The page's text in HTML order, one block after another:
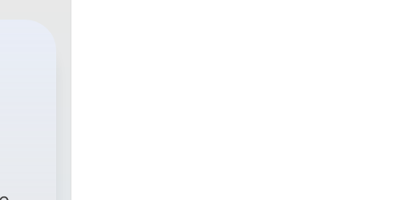
- Introducing Perino on Politics